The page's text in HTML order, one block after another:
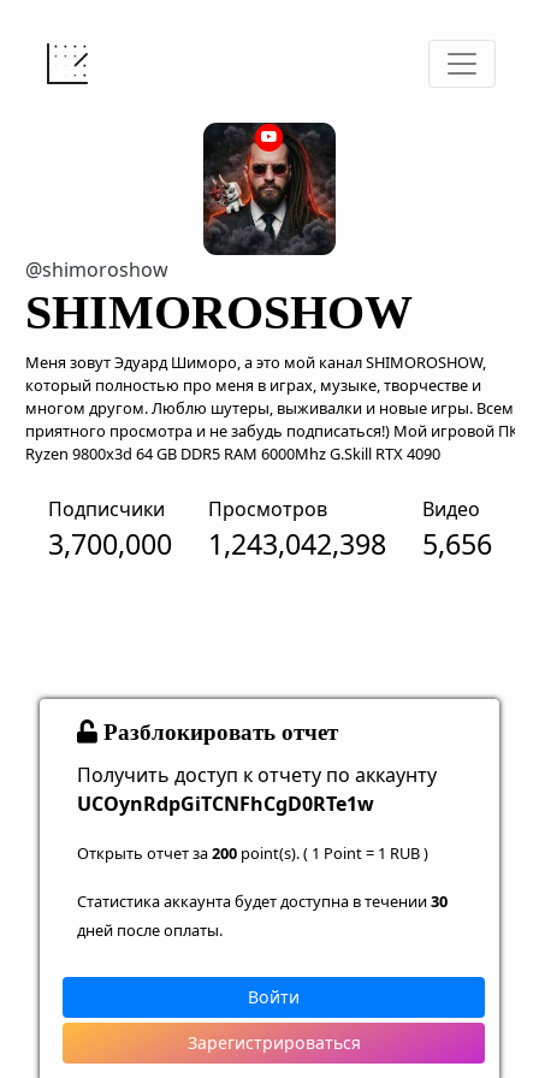
@shimoroshow
SHIMOROSHOW
Меня зовут Эдуард Шиморо, а это мой канал SHIMOROSHOW,
который полностью про меня в играх, музыке, творчестве и
многом другом. Люблю шутеры, выживалки и новые игры. Всем
приятного просмотра и не забудь подписаться!) Мой игровой ПК:
Ryzen 9800x3d 64 GB DDR5 RAM 6000Mhz G.Skill RTX 4090
Подписчики
3,700,000
Просмотров
1,243,042,398
Видео
5,656
Разблокировать отчет
Получить доступ к отчету по аккаунту
UCOynRdpGiTCNFhCgD0RTe1w
Открыть отчет за200 point(s). ( 1 Point = 1 RUB )
Статистика аккаунта будет доступна в течении30
дней после оплаты.
Войти
Зарегистрироваться